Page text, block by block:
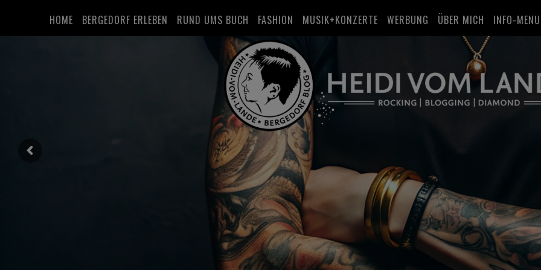
HOME BERGEDORF ERLEBEN RUND UMS BUCH FASHION MUSIK+KONZERTE WERBUNG ÜBER MICH INFO-